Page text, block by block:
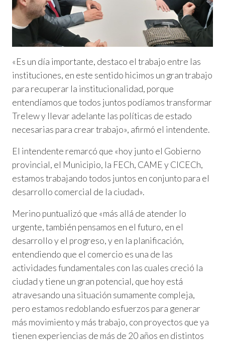
«Es un día importante, destaco el trabajo entre las
instituciones, en este sentido hicimos un gran trabajo
para recuperar la institucionalidad, porque
entendíamos que todos juntos podíamos transformar
Trelew y llevar adelante las políticas de estado
necesarias para crear trabajo», afirmó el intendente.
El intendente remarcó que «hoy junto el Gobierno
provincial, el Municipio, la FECh, CAME y CICECh,
estamos trabajando todos juntos en conjunto para el
desarrollo comercial de la ciudad».
Merino puntualizó que «más allá de atender lo
urgente, también pensamos en el futuro, en el
desarrollo y el progreso, y en la planificación,
entendiendo que el comercio es una de las
actividades fundamentales con las cuales creció la
ciudad y tiene un gran potencial, que hoy está
atravesando una situación sumamente compleja,
pero estamos redoblando esfuerzos para generar
más movimiento y más trabajo, con proyectos que ya
tienen experiencias de más de 20 años en distintos